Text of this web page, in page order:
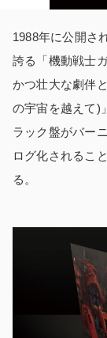
1988年に公開さ
誇る「機動戦士
かつ壮大な劇伴
の宇宙を越えて)
ラック盤がバー
ログ化されるこ
る。